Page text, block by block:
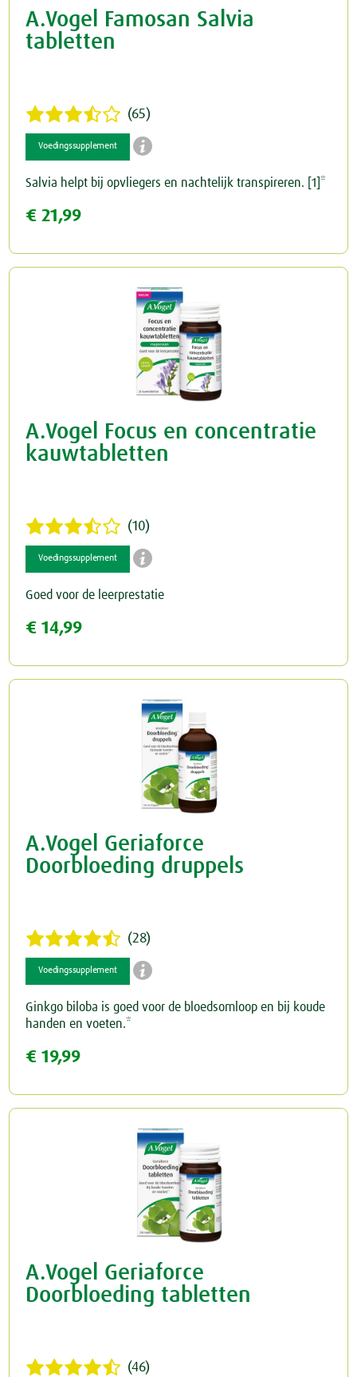
A.Vogel Famosan Salvia
tabletten
(65)
Voedingssupplement 
Salvia helpt bij opvliegers en nachtelijk transpireren. [1]*
€ 21,99
A.Vogel Focus en concentratie
kauwtabletten
(10)
Voedingssupplement 
Goed voor de leerprestatie
€ 14,99
A.Vogel Geriaforce
Doorbloeding druppels
(28)
Voedingssupplement 
Ginkgo biloba is goed voor de bloedsomloop en bij koude
handen en voeten.*
€ 19,99
A.Vogel Geriaforce
Doorbloeding tabletten
(46)